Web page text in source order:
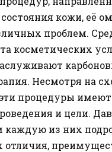
кожи, её
проблем.
косметических
Несмотря на
процедуры
и цели.
каждую из них